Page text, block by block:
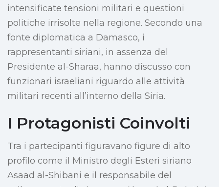
intensificate tensioni militari e questioni
politiche irrisolte nella regione. Secondo una
fonte diplomatica a Damasco, i
rappresentanti siriani, in assenza del
Presidente al-Sharaa, hanno discusso con
funzionari israeliani riguardo alle attività
militari recenti all’interno della Siria.
I Protagonisti Coinvolti
Tra i partecipanti figuravano figure di alto
profilo come il Ministro degli Esteri siriano
Asaad al-Shibani e il responsabile del